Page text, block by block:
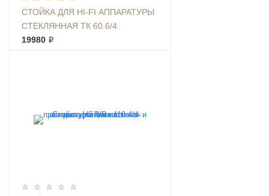
СТОЙКА ДЛЯ HI-FI АППАРАТУРЫ
СТЕКЛЯННАЯ ТК 60.6/4
19980 ₽